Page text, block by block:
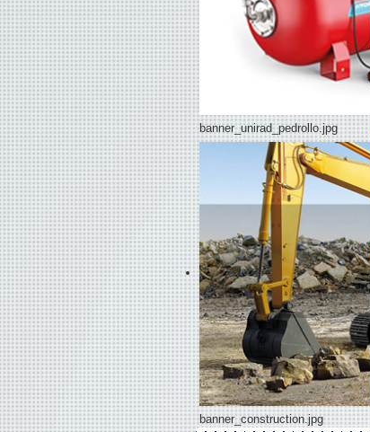
banner_unirad_pedrollo.jpg
banner_construction.jpg